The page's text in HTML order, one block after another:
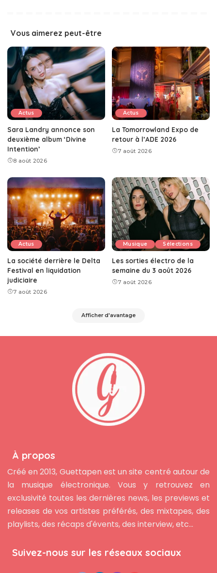
Vous aimerez peut-être
Actus
Sara Landry annonce son
deuxième album ‘Divine
Intention’
8 août 2026
Actus
La Tomorrowland Expo de
retour à l’ADE 2026
7 août 2026
Actus
La société derrière le Delta
Festival en liquidation
judiciaire
7 août 2026
Musique Sélections
Les sorties électro de la
semaine du 3 août 2026
7 août 2026
Afficher d'avantage
À propos
Créé en 2013, Guettapen est un site centré autour de
la musique électronique. Vous y retrouvez en
exclusivité toutes les dernières news, les previews et
releases de vos artistes préférés, des mixtapes, des
playlists, des récaps d'évents, des interview, etc...
Suivez-nous sur les réseaux sociaux